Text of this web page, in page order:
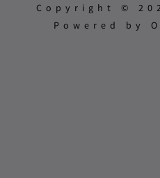
Copyright ©
Powered by